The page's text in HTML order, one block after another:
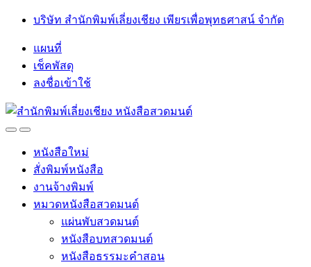
Skip
navigation
Skip
บริษัท สำนักพิมพ์เลี่ยงเชียง เพียรเพื่อพุทธศาสน์ จำกัด
แผนที่
เช็คพัสดุ
ลงชื่อเข้าใช้
OpenClose
หนังสือใหม่
สั่งพิมพ์หนังสือ
งานจ้างพิมพ์
หมวดหนังสือสวดมนต์
แผ่นพับสวดมนต์
หนังสือบทสวดมนต์
หนังสือธรรมะคำสอน